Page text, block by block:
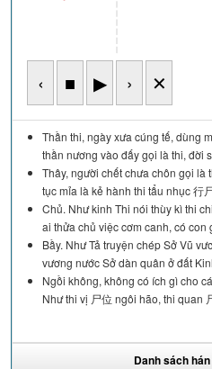
‹ ■ ▶ › ✕
Thần thi, ngày xưa cúng tế, dùng
thần nương vào đấy gọi là thi, đời
Thây, người chết chưa chôn gọi là
tục mỉa là kẻ hành thi tẩu nhục 行
Chủ. Như kinh Thi nói thùy kì thi
ai thửa chủ việc cơm canh, có con
Bầy. Như Tả truyện chép Sở Vũ
vương nước Sở dàn quân ở đất
Ngồi không, không có ích gì cho
Như thi vị 尸位 ngôi hão, thi quan
Danh sách